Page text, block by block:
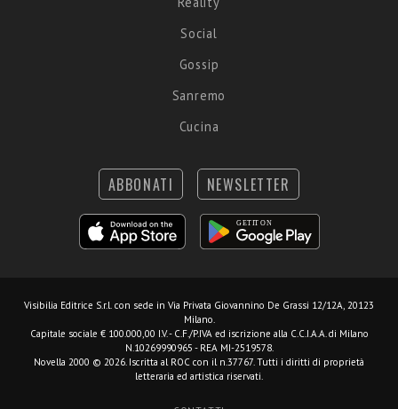
Social
Gossip
Sanremo
Cucina
ABBONATI NEWSLETTER
Visibilia Editrice S.r.l. con sede in Via Privata Giovannino De Grassi 12/12A, 20123
Milano.
Capitale sociale € 100.000,00 I.V. - C.F./P.IVA ed iscrizione alla C.C.I.A.A. di Milano
N.10269990965 - REA MI-2519578.
Novella 2000 © 2026. Iscritta al ROC con il n.37767. Tutti i diritti di proprietà
letteraria ed artistica riservati.